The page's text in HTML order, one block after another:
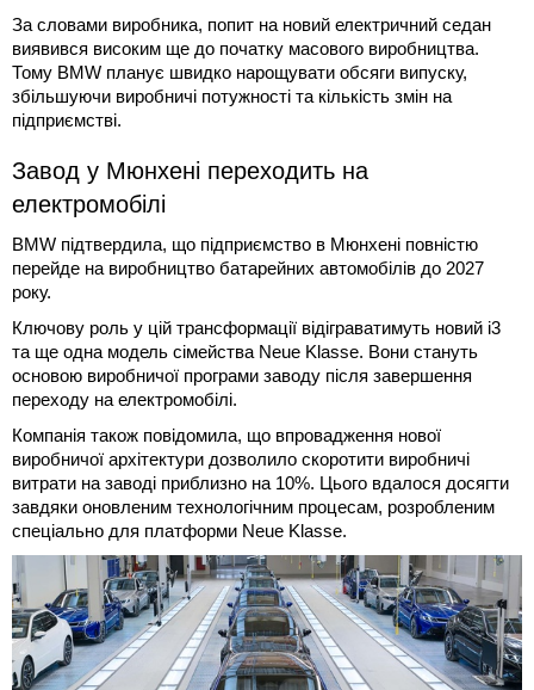
За словами виробника, попит на новий електричний седан
виявився високим ще до початку масового виробництва.
Тому BMW планує швидко нарощувати обсяги випуску,
збільшуючи виробничі потужності та кількість змін на
підприємстві.
Завод у Мюнхені переходить на
електромобілі
BMW підтвердила, що підприємство в Мюнхені повністю
перейде на виробництво батарейних автомобілів до 2027
року.
Ключову роль у цій трансформації відіграватимуть новий i3
та ще одна модель сімейства Neue Klasse. Вони стануть
основою виробничої програми заводу після завершення
переходу на електромобілі.
Компанія також повідомила, що впровадження нової
виробничої архітектури дозволило скоротити виробничі
витрати на заводі приблизно на 10%. Цього вдалося досягти
завдяки оновленим технологічним процесам, розробленим
спеціально для платформи Neue Klasse.